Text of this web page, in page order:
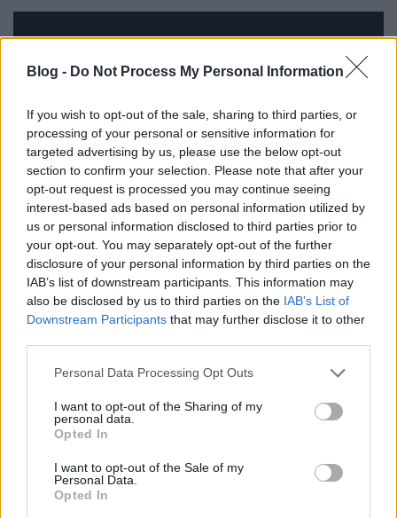
Blog - Do Not Process My Personal Information
If you wish to opt-out of the sale, sharing to third parties, or
processing of your personal or sensitive information for
targeted advertising by us, please use the below opt-out
section to confirm your selection. Please note that after your
opt-out request is processed you may continue seeing
interest-based ads based on personal information utilized by
us or personal information disclosed to third parties prior to
your opt-out. You may separately opt-out of the further
disclosure of your personal information by third parties on the
IAB’s list of downstream participants. This information may
also be disclosed by us to third parties on the IAB’s List of
Downstream Participants that may further disclose it to other
Please note that this website/app uses one or more Google
not limited to your visit or usage behaviour. You may click to
grant or deny consent to Google and its third-party tags to
use your data for below specified purposes in below Google
consent section.
Personal Data Processing Opt Outs
I want to opt-out of the Sharing of my
personal data.
Opted In
I want to opt-out of the Sale of my
Personal Data.
Opted In
Whirlpool Zen - belső béke némi
rozsdával
Homár Hilda•2018. május 17.